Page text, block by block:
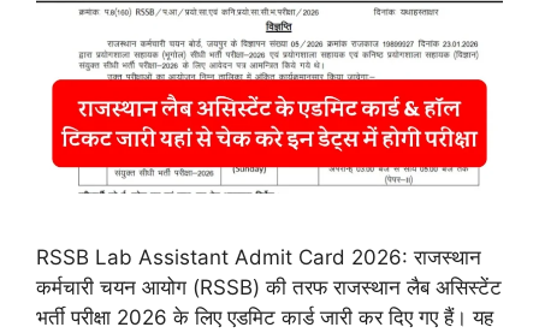
RSSB Lab Assistant Admit Card 2026: राजस्थान
कर्मचारी चयन आयोग (RSSB) की तरफ राजस्थान लैब असिस्टेंट
भर्ती परीक्षा 2026 के लिए एडमिट कार्ड जारी कर दिए गए हैं। यह